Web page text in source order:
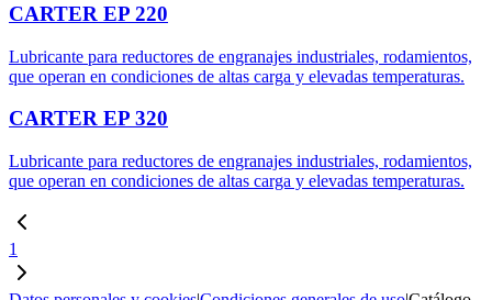
CARTER EP 220
Lubricante para reductores de engranajes industriales, rodamientos,
que operan en condiciones de altas carga y elevadas temperaturas.
CARTER EP 320
Lubricante para reductores de engranajes industriales, rodamientos,
que operan en condiciones de altas carga y elevadas temperaturas.
1